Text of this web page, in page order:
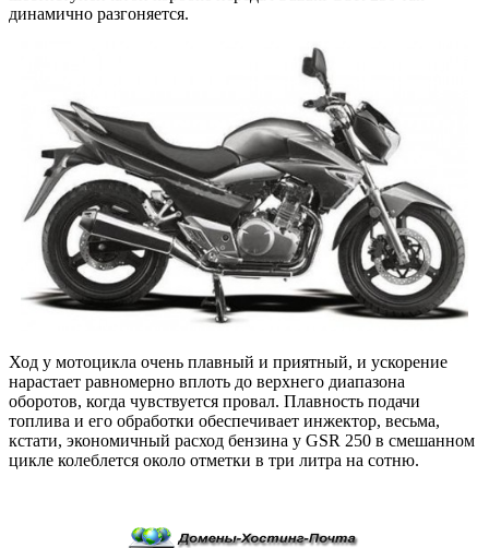
динамично разгоняется.
Ход у мотоцикла очень плавный и приятный, и ускорение
нарастает равномерно вплоть до верхнего диапазона
оборотов, когда чувствуется провал. Плавность подачи
топлива и его обработки обеспечивает инжектор, весьма,
кстати, экономичный расход бензина у GSR 250 в смешанном
цикле колеблется около отметки в три литра на сотню.